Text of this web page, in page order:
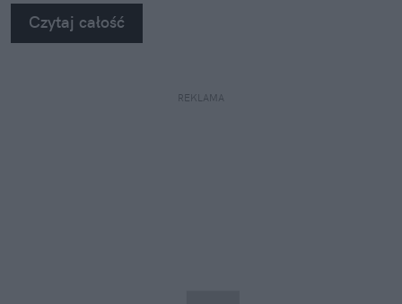
Czytaj całość
REKLAMA